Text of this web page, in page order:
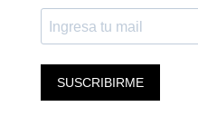
SUSCRIBIRME